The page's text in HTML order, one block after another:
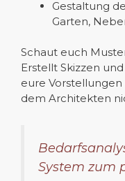
Gestaltung
Garten,
Schaut euch
Erstellt Skizzen
eure
dem Architekten
System zum